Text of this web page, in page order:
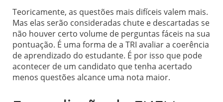
Teoricamente, as questões mais difíceis valem mais.
Mas elas serão consideradas chute e descartadas se
não houver certo volume de perguntas fáceis na sua
pontuação. É uma forma de a TRI avaliar a coerência
de aprendizado do estudante. É por isso que pode
acontecer de um candidato que tenha acertado
menos questões alcance uma nota maior.